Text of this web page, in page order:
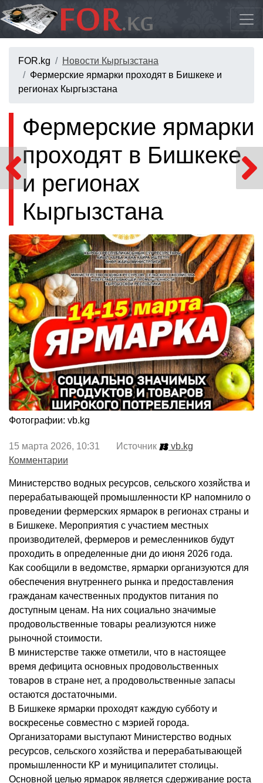
FOR.kg
Новости Кыргызстана
Фермерские ярмарки проходят в Бишкеке и
регионах Кыргызстана
Фермерские ярмарки
проходят в Бишкеке
и регионах
Кыргызстана
Фотографии: vb.kg
15 марта 2026, 10:31 Источник
vb.kg
Комментарии
Министерство водных ресурсов, сельского хозяйства и
перерабатывающей промышленности КР напомнило о
проведении фермерских ярмарок в регионах страны и
в Бишкеке. Мероприятия с участием местных
производителей, фермеров и ремесленников будут
проходить в определенные дни до июня 2026 года.
Как сообщили в ведомстве, ярмарки организуются для
обеспечения внутреннего рынка и предоставления
гражданам качественных продуктов питания по
доступным ценам. На них социально значимые
продовольственные товары реализуются ниже
рыночной стоимости.
В министерстве также отметили, что в настоящее
время дефицита основных продовольственных
товаров в стране нет, а продовольственные запасы
остаются достаточными.
В Бишкеке ярмарки проходят каждую субботу и
воскресенье совместно с мэрией города.
Организаторами выступают Министерство водных
ресурсов, сельского хозяйства и перерабатывающей
промышленности КР и муниципалитет столицы.
Основной целью ярмарок является сдерживание роста